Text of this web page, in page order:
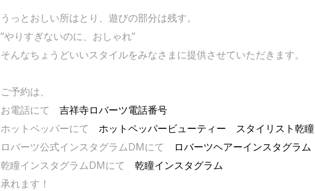
うっとおしい所はとり、遊びの部分は残す。
”やりすぎないのに、おしゃれ”
そんなちょうどいいスタイルをみなさまに提供させていただきます。
ご予約は、
お電話にて 吉祥寺ロバーツ電話番号
ホットペッパーにて ホットペッパービューティー スタイリスト乾瞳
ロバーツ公式インスタグラムDMにて
ロバーツヘアーインスタグラム
乾瞳インスタグラムDMにて 乾瞳インスタグラム
承れます！